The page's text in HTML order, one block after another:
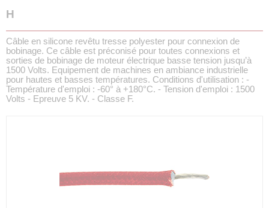
H
Câble en silicone revêtu tresse polyester pour connexion de
bobinage. Ce câble est préconisé pour toutes connexions et
sorties de bobinage de moteur électrique basse tension jusqu’à
1500 Volts. Equipement de machines en ambiance industrielle
pour hautes et basses températures. Conditions d'utilisation : -
Température d'emploi : -60° à +180°C. - Tension d'emploi : 1500
Volts - Epreuve 5 KV. - Classe F.